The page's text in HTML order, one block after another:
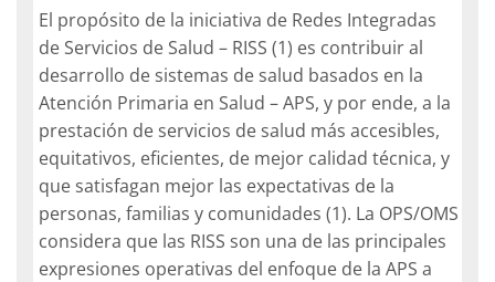
El propósito de la iniciativa de Redes Integradas
de Servicios de Salud – RISS (1) es contribuir al
desarrollo de sistemas de salud basados en la
Atención Primaria en Salud – APS, y por ende, a la
prestación de servicios de salud más accesibles,
equitativos, eficientes, de mejor calidad técnica, y
que satisfagan mejor las expectativas de la
personas, familias y comunidades (1). La OPS/OMS
considera que las RISS son una de las principales
expresiones operativas del enfoque de la APS a